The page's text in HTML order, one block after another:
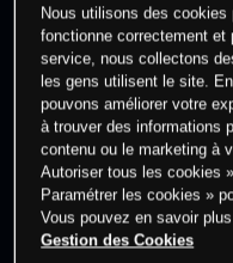
cet actif
Les prix sont
Nous utilisons des cookies
fonctionne correctement et
service, nous collectons
les gens utilisent le site.
pouvons améliorer votre
à trouver des informations
contenu ou le marketing à
Autoriser tous les cookies
Paramétrer les cookies »
Vous pouvez en savoir
Gestion des Cookies